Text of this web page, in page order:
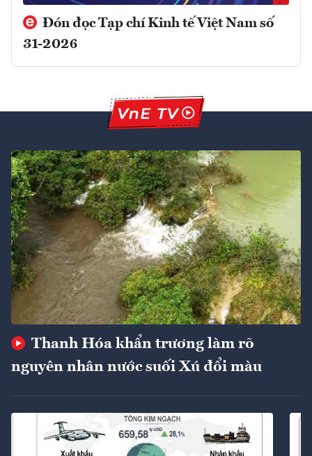
Đón đọc Tạp chí Kinh tế Việt Nam số
31-2026
Thanh Hóa khẩn trương làm rõ
nguyên nhân nước suối Xú đổi màu